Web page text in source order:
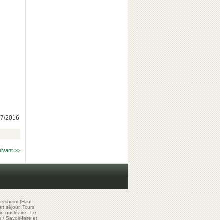
2016
>>
(Haut-
séjour, Tours
nucléaire : Le
/Savoir-faire et